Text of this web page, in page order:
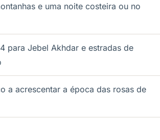
e uma noite costeira ou no
para Jebel Akhdar e estradas de
a acrescentar a época das rosas de